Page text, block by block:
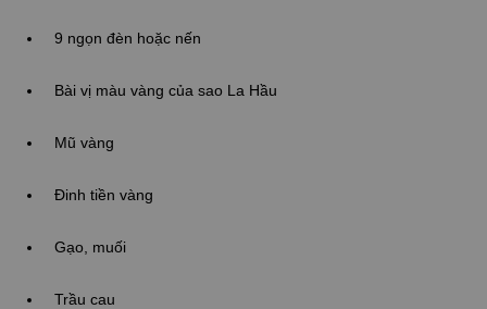
9 ngọn đèn hoặc nến
Bài vị màu vàng của sao La Hầu
Mũ vàng
Đinh tiền vàng
Gạo, muối
Trầu cau